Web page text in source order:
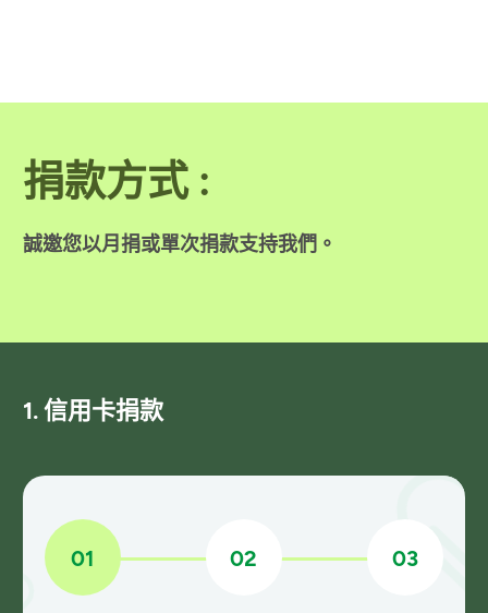
捐款方式 :
誠邀您以月捐或單次捐款支持我們。
1. 信用卡捐款
01 02 03